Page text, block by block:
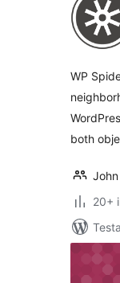
WP
both
20+